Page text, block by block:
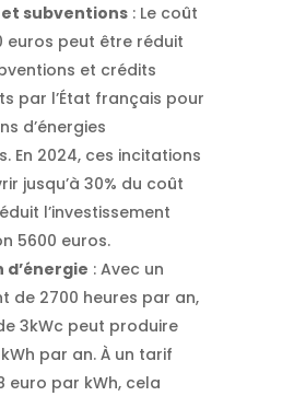
subventions: Le coût
euros peut être réduit
et crédits
par l’État français pour
d’énergies
En 2024, ces incitations
jusqu’à 30% du coût
l’investissement
5600 euros.
: Avec un
de 2700 heures par an,
3kWc peut produire
par an. À un tarif
euro par kWh, cela